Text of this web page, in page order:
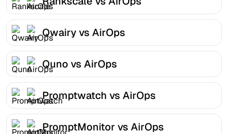
Qwairy vs AirOps
Quno vs AirOps
Promptwatch vs AirOps
PromptMonitor vs AirOps